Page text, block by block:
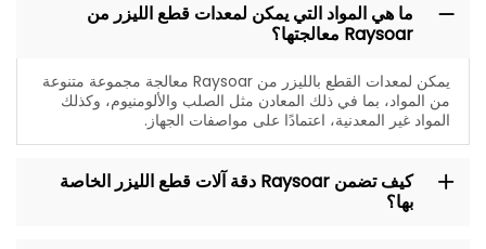
ما هي المواد التي يمكن لمعدات قطع الليزر من
Raysoar معالجتها؟
يمكن لمعدات القطع بالليزر من Raysoar معالجة مجموعة متنوعة
من المواد، بما في ذلك المعادن مثل الصلب والألومنيوم، وكذلك
المواد غير المعدنية، اعتمادًا على مواصفات الجهاز.
كيف تضمن Raysoar دقة آلات قطع الليزر الخاصة
بها؟